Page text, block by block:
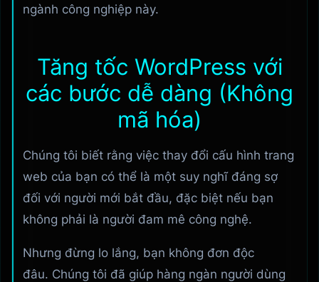
ngành công nghiệp này.
Tăng tốc WordPress với
các bước dễ dàng (Không
mã hóa)
Chúng tôi biết rằng việc thay đổi cấu hình trang
web của bạn có thể là một suy nghĩ đáng sợ
đối với người mới bắt đầu, đặc biệt nếu bạn
không phải là người đam mê công nghệ.
Nhưng đừng lo lắng, bạn không đơn độc
đâu. Chúng tôi đã giúp hàng ngàn người dùng